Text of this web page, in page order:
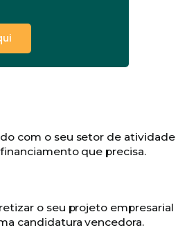
com o seu setor de atividade
que precisa.
o seu projeto empresarial
candidatura vencedora.